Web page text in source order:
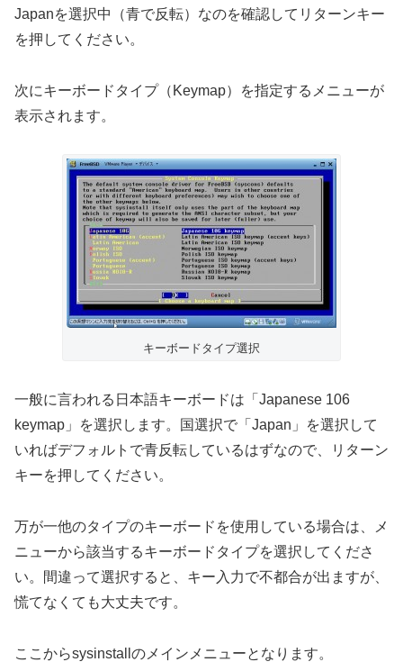
Japanを選択中（青で反転）なのを確認してリターンキー
を押してください。
次にキーボードタイプ（Keymap）を指定するメニューが
表示されます。
キーボードタイプ選択
一般に言われる日本語キーボードは「Japanese 106
keymap」を選択します。国選択で「Japan」を選択して
いればデフォルトで青反転しているはずなので、リターン
キーを押してください。
万が一他のタイプのキーボードを使用している場合は、メ
ニューから該当するキーボードタイプを選択してくださ
い。間違って選択すると、キー入力で不都合が出ますが、
慌てなくても大丈夫です。
ここからsysinstallのメインメニューとなります。